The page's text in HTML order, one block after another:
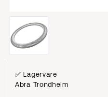
✅ Lagervare
Abra Trondheim